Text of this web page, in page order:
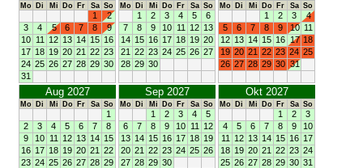
Mo Di Mi Do Fr Sa So
1
2
3
4 5 6 7 8
9
10 11 12 13 14 15 16
17 18 19 20 21 22 23
24 25 26 27 28 29 30
31
Mo Di Mi Do Fr Sa So
1 2 3 4 5
6
7
8 9 10 11 12 13
14 15 16 17 18 19 20
21 22 23 24 25 26 27
28 29 30
Mo Di Mi Do Fr Sa So
1 2 3
4
5
6 7 8 9 10 11
12 13 14 15 16 17 18
19 20 21 22 23 24 25
26 27 28 29 30 31
Aug 2027
Mo Di Mi Do Fr Sa So
1
2
3 4 5 6 7
8
9
10 11 12 13 14 15
16 17 18 19 20 21 22
23 24 25 26 27 28 29
Sep 2027
Mo Di Mi Do Fr Sa So
1 2 3 4
5
6
7 8 9 10 11
12
13 14 15 16 17 18 19
20 21 22 23 24 25 26
27 28 29 30
Okt 2027
Mo Di Mi Do Fr Sa So
1 2
3
4
5 6 7 8 9
10
11
12 13 14 15 16 17
18 19 20 21 22 23 24
25 26 27 28 29 30 31